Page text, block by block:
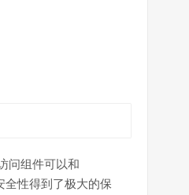
问组件可以和
全性得到了极大的保